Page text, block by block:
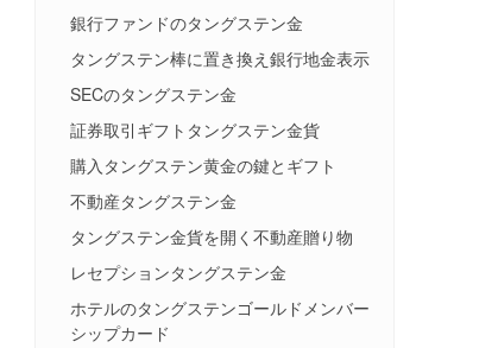
銀行ファンドのタングステン金
タングステン棒に置き換え銀行地金表示
SECのタングステン金
証券取引ギフトタングステン金貨
購入タングステン黄金の鍵とギフト
不動産タングステン金
タングステン金貨を開く不動産贈り物
レセプションタングステン金
ホテルのタングステンゴールドメンバー
シップカード